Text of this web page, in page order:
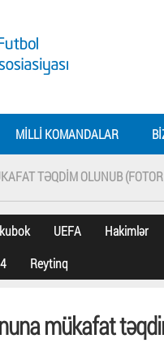
MILLI KOMANDALAR
TƏQDIM OLUNUB
UEFA
Hakimlər
Reytinq
mükafat